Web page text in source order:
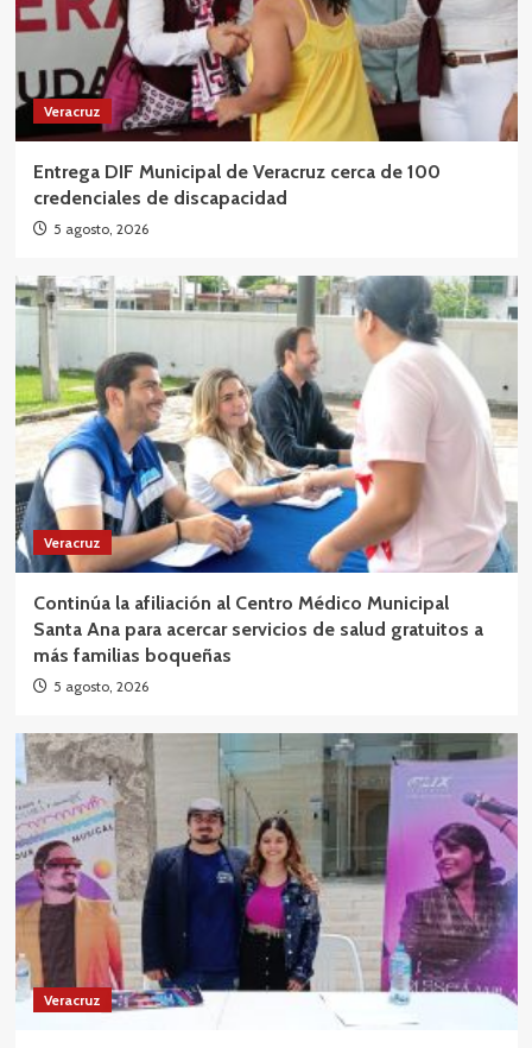
Veracruz
Entrega DIF Municipal de Veracruz cerca de 100
credenciales de discapacidad
5 agosto, 2026
Veracruz
Continúa la afiliación al Centro Médico Municipal
Santa Ana para acercar servicios de salud gratuitos a
más familias boqueñas
5 agosto, 2026
Veracruz